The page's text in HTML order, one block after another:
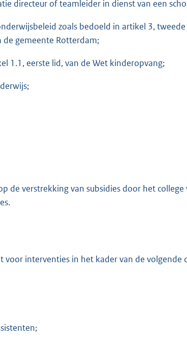
directeur of teamleider in dienst van een
zoals bedoeld in artikel 3, tweede
de gemeente Rotterdam;
1.1, eerste lid, van de Wet kinderopvang;
de verstrekking van subsidies door het
voor interventies in het kader van de volgende